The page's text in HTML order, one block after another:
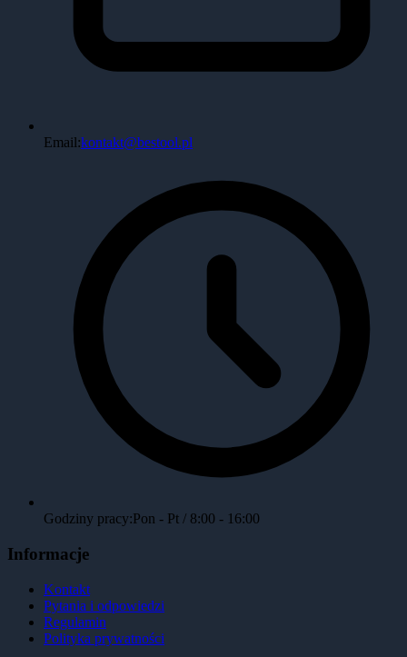
Email:kontakt@bestool.pl
Godziny pracy:Pon - Pt / 8:00 - 16:00
Informacje
Kontakt
Pytania i odpowiedzi
Regulamin
Polityka prywatności